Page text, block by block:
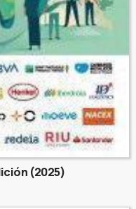
(2025)